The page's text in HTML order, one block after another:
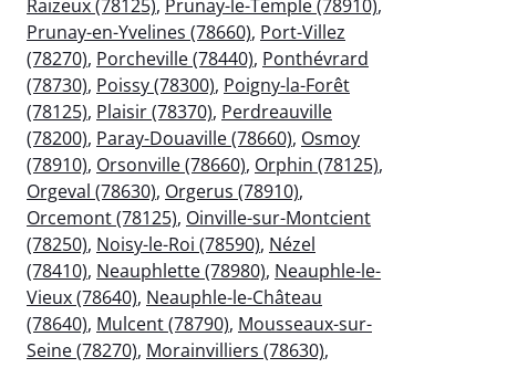
Raizeux (78125), Prunay-le-Temple (78910),
Prunay-en-Yvelines (78660), Port-Villez
(78270), Porcheville (78440), Ponthévrard
(78730), Poissy (78300), Poigny-la-Forêt
(78125), Plaisir (78370), Perdreauville
(78200), Paray-Douaville (78660), Osmoy
(78910), Orsonville (78660), Orphin (78125),
Orgeval (78630), Orgerus (78910),
Orcemont (78125), Oinville-sur-Montcient
(78250), Noisy-le-Roi (78590), Nézel
(78410), Neauphlette (78980), Neauphle-le-
Vieux (78640), Neauphle-le-Château
(78640), Mulcent (78790), Mousseaux-sur-
Seine (78270), Morainvilliers (78630),